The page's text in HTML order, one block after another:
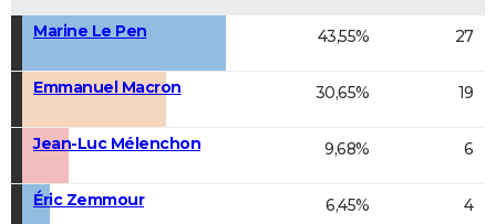
Marine Le Pen
43,55% 27
Emmanuel Macron 30,65% 19
Jean-Luc Mélenchon 9,68% 6
Éric Zemmour 6,45% 4